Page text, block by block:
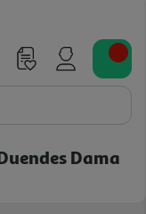
Dama